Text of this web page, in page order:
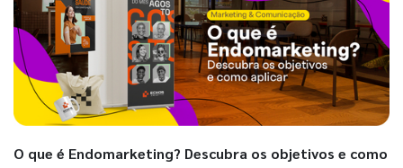
O que é Endomarketing? Descubra os objetivos e como